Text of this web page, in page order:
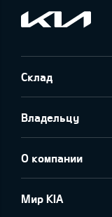
Склад
Владельцу
О компании
Мир KIA